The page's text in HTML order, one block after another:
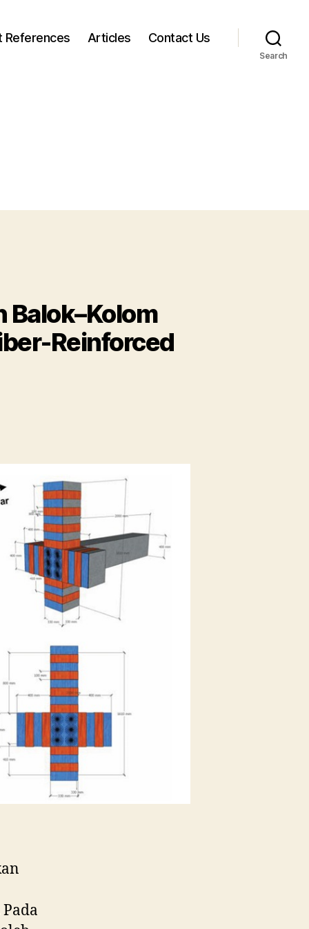
References Articles Contact Us
Search
Reinforced
Sambungan
Balok–
Kolom
Beton
Bertulang
Eksterior
Menggunakan
Reinforced